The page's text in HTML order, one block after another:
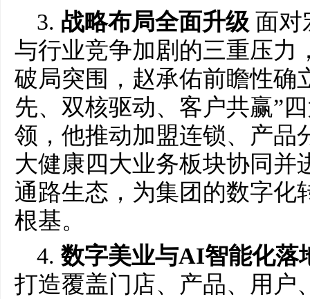
3. 战略布局全面升级 面对
与行业竞争加剧的三重压力
破局突围，赵承佑前瞻性确
先、双核驱动、客户共赢”
领，他推动加盟连锁、产品
大健康四大业务板块协同并
通路生态，为集团的数字化
根基。
4. 数字美业与AI智能化落
打造覆盖门店、产品、用户